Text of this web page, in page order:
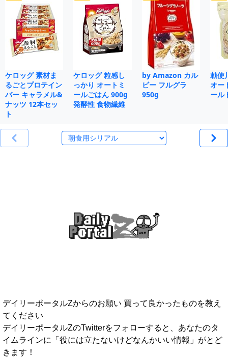
ケロッグ 素材ま
るごとプロテイン
バー キャラメル&
ナッツ 12本セッ
ト
ケロッグ 粒感し
っかり オートミ
ールごはん 900g
発酵性 食物繊維
by Amazon カル
ビー フルグラ
950g
勅使
オー
ール
デイリーポータルZからのお願い 買って良かったものを教え
てください
デイリーポータルZのTwitterをフォローすると、あなたのタ
イムラインに「役には立たないけどなんかいい情報」がとど
きます！